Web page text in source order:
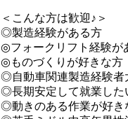
＜こんな方は歓迎♪＞
◎製造経験がある方
◎フォークリフト経験が
◎ものづくりが好きな方
◎自動車関連製造経験者
◎長期安定して就業した
◎動きのある作業が好き